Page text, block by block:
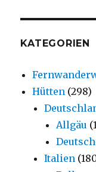
KATEGORIEN
Hütten (298)
Allgäu
Italien